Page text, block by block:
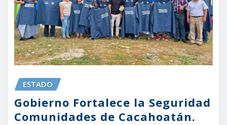
ESTADO
Gobierno Fortalece la Seguridad
Comunidades de Cacahoatán.